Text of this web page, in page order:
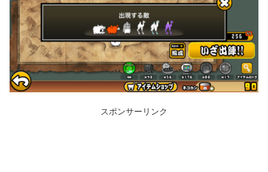
スポンサーリンク